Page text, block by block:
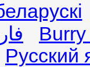
Русский